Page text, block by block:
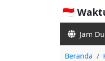
🇮🇩
Jam
Beranda